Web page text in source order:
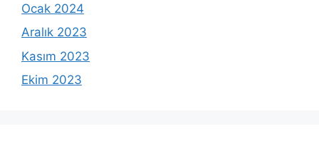
Ocak 2024
Aralık 2023
Kasım 2023
Ekim 2023